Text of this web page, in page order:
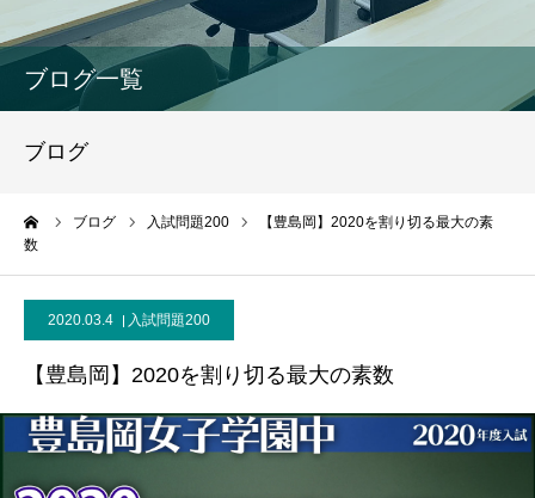
ブログ一覧
ブログ
ブログ 入試問題200
【豊島岡】2020を割り切る最大の素
数
2020.03.4 入試問題200
【豊島岡】2020を割り切る最大の素数
模試